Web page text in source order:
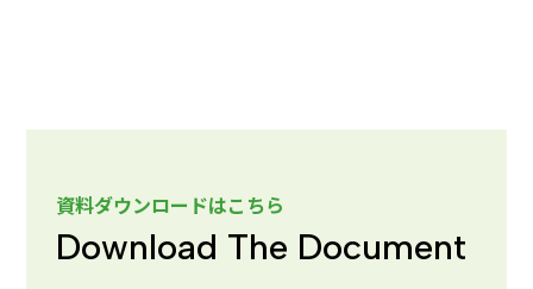
資料ダウンロードはこちら
Download The Document